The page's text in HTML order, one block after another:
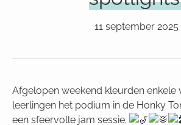
11 september 2025
Afgelopen weekend kleurden enkele
leerlingen het podium in de Honky
een sfeervolle jam sessie.